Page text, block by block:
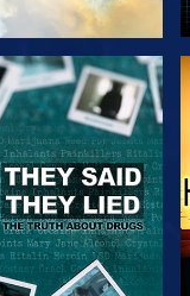
KIJK